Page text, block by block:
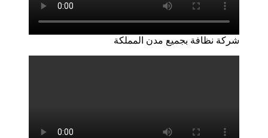
شركة نظافة بجميع مدن المملكة